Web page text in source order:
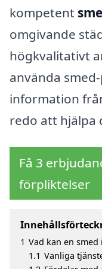
kompetent
omgivande
högkvalitativt
använda
information
redo att hjälpa
Få 3
förpliktelser
1 Vad kan en
1.1 Vanliga